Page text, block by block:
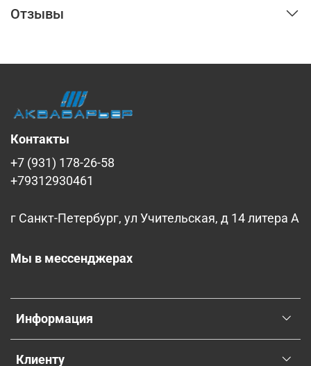
Отзывы
Информация
Клиенту
Контакты
+7 (931) 178-26-58
+79312930461
г Санкт-Петербург, ул Учительская, д 14 литера А
Мы в мессенджерах